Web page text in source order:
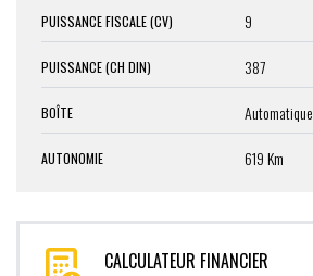
PUISSANCE FISCALE (CV) 9
PUISSANCE (CH DIN) 387
BOÎTE Automatique
AUTONOMIE 619 Km
CALCULATEUR FINANCIER